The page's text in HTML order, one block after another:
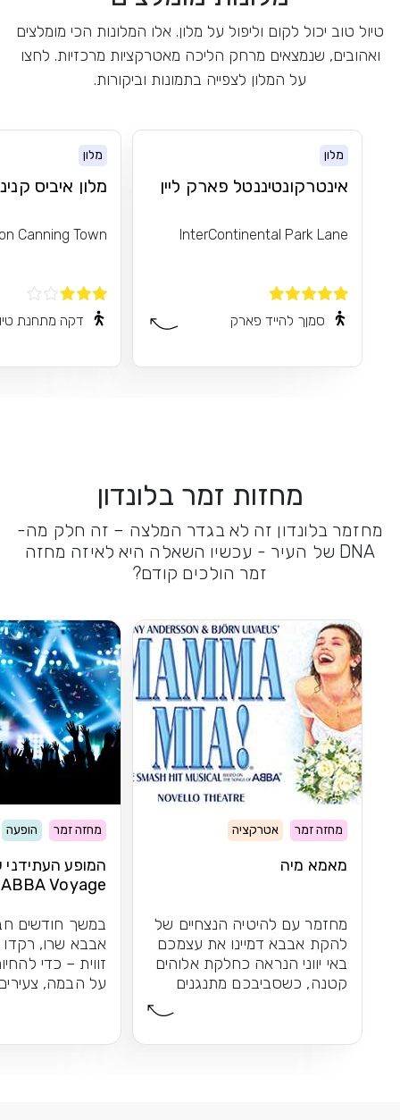
טיול טוב יכול לקום וליפול על מלון. אלו המלונות הכי מומלצים
ואהובים, שנמצאים מרחק הליכה מאטרקציות מרכזיות. לחצו
על המלון לצפייה בתמונות וביקורות.
מלון
אינטרקונטיננטל פארק ליין
InterContinental Park Lane
סמןך להייד פארק
מלון
מלון איביס
Canning Town
דקה מתחנת
מחזות זמר בלונדון
מחזמר בלונדון זה לא בגדר המלצה – זה חלק מה-
DNA של העיר - עכשיו השאלה היא לאיזה מחזה
זמר הולכים קודם?
מחזה זמר אטרקציה
מאמא מיה
מחזמר עם להיטיה הנצחיים של
להקת אבבא דמיינו את עצמכם
באי יווני הנראה כחלקת אלוהים
קטנה, כשסביבכם מתנגנים
מחזה זמר הופעה
המופע
ABBA Voyage
במשך חודשים
אבבא שרו, רקדו
זווית – כדי
על הבמה,